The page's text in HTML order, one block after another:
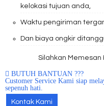
kelokasi tujuan anda,
Waktu pengiriman
Dan biaya ongkir
Silahkan Memesan
BUTUH BANTUAN ???
Customer Service Kami siap
sepenuh hati.
Kontak Kami